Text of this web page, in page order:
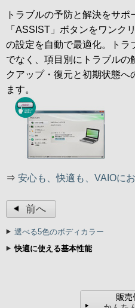
トラブルの予防と解決をサポ
「ASSIST」ボタンをワンク
の設定を自動で最適化。トラ
でなく、項目別にトラブルの
クアップ・復元と初期状態へ
ます。
⇒ 安心も、快適も、VAIOに
前へ
選べる5色のボディカラー
快適に使える基本性能